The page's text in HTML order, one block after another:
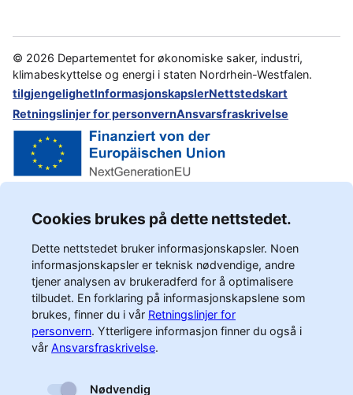
© 2026 Departementet for økonomiske saker, industri,
klimabeskyttelse og energi i staten Nordrhein-Westfalen.
tilgjengelighetInformasjonskapslerNettstedskart
Retningslinjer for personvernAnsvarsfraskrivelse
Cookies brukes på dette nettstedet.
Dette nettstedet bruker informasjonskapsler. Noen
informasjonskapsler er teknisk nødvendige, andre
tjener analysen av brukeradferd for å optimalisere
tilbudet. En forklaring på informasjonskapslene som
brukes, finner du i vår Retningslinjer for
personvern. Ytterligere informasjon finner du også i
vår Ansvarsfraskrivelse.
Nødvendig